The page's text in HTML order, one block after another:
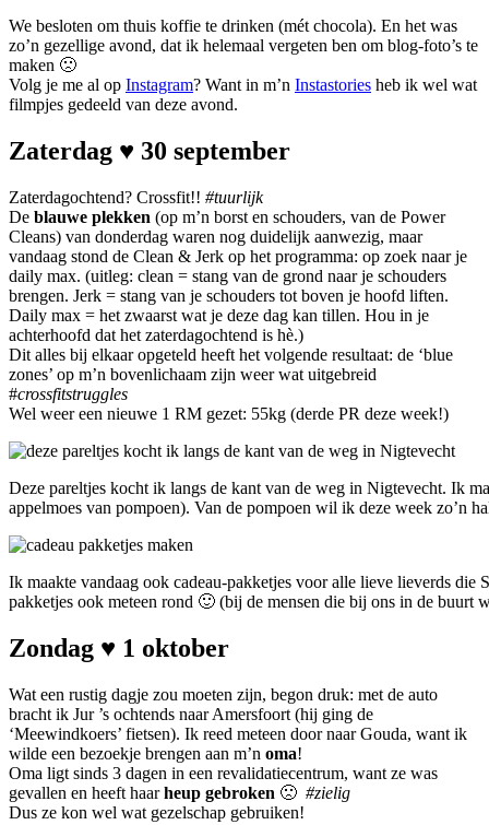
We besloten om thuis koffie te drinken (mét chocola). En het was
zo’n gezellige avond, dat ik helemaal vergeten ben om blog-foto’s te
maken 🙁
Volg je me al op Instagram? Want in m’n Instastories heb ik wel wat
filmpjes gedeeld van deze avond.
Zaterdag ♥ 30 september
Zaterdagochtend? Crossfit!! #tuurlijk
De blauwe plekken (op m’n borst en schouders, van de Power
Cleans) van donderdag waren nog duidelijk aanwezig, maar
vandaag stond de Clean & Jerk op het programma: op zoek naar je
daily max. (uitleg: clean = stang van de grond naar je schouders
brengen. Jerk = stang van je schouders tot boven je hoofd liften.
Daily max = het zwaarst wat je deze dag kan tillen. Hou in je
achterhoofd dat het zaterdagochtend is hè.)
Dit alles bij elkaar opgeteld heeft het volgende resultaat: de ‘blue
zones’ op m’n bovenlichaam zijn weer wat uitgebreid
#crossfitstruggles
Wel weer een nieuwe 1 RM gezet: 55kg (derde PR deze week!)
Deze pareltjes kocht ik langs de kant van de weg in Nigtevecht. Ik
appelmoes van pompoen). Van de pompoen wil ik deze week zo’n
Ik maakte vandaag ook cadeau-pakketjes voor alle lieve lieverds die
pakketjes ook meteen rond 🙂 (bij de mensen die bij ons in de buurt
Zondag ♥ 1 oktober
Wat een rustig dagje zou moeten zijn, begon druk: met de auto
bracht ik Jur ’s ochtends naar Amersfoort (hij ging de
‘Meewindkoers’ fietsen). Ik reed meteen door naar Gouda, want ik
wilde een bezoekje brengen aan m’n oma!
Oma ligt sinds 3 dagen in een revalidatiecentrum, want ze was
gevallen en heeft haarheup gebroken 🙁 #zielig
Dus ze kon wel wat gezelschap gebruiken!